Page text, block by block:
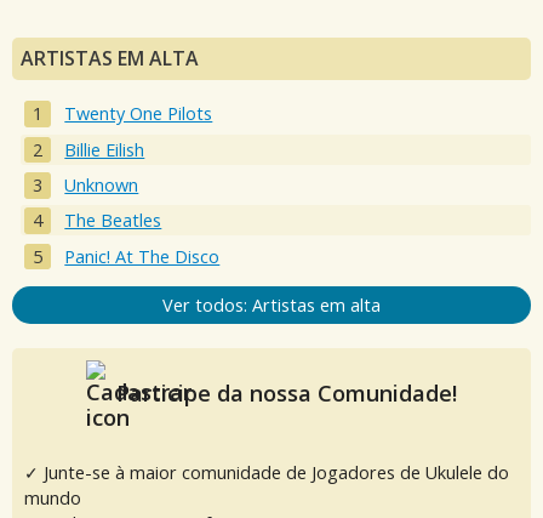
ARTISTAS EM ALTA
Twenty One Pilots
Billie Eilish
Unknown
The Beatles
Panic! At The Disco
Ver todos: Artistas em alta
Participe da nossa Comunidade!
✓ Junte-se à maior comunidade de Jogadores de Ukulele do
mundo